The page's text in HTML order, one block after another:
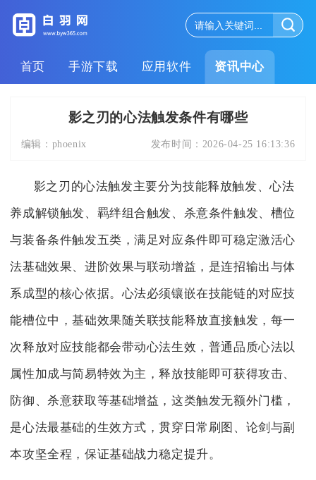
首页 手游下载 应用软件 资讯中心
影之刃的心法触发条件有哪些
编辑： phoenix 发布时间： 2026-04-25 16:13:36
影之刃的心法触发主要分为技能释放触发、心法
养成解锁触发、羁绊组合触发、杀意条件触发、槽位
与装备条件触发五类，满足对应条件即可稳定激活心
法基础效果、进阶效果与联动增益，是连招输出与体
系成型的核心依据。心法必须镶嵌在技能链的对应技
能槽位中，基础效果随关联技能释放直接触发，每一
次释放对应技能都会带动心法生效，普通品质心法以
属性加成与简易特效为主，释放技能即可获得攻击、
防御、杀意获取等基础增益，这类触发无额外门槛，
是心法最基础的生效方式，贯穿日常刷图、论剑与副
本攻坚全程，保证基础战力稳定提升。